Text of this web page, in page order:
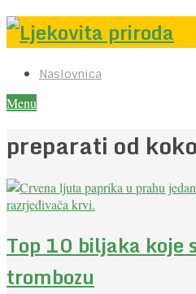
Naslovnica
Menu
preparati od
Top 10 biljaka koje
trombozu